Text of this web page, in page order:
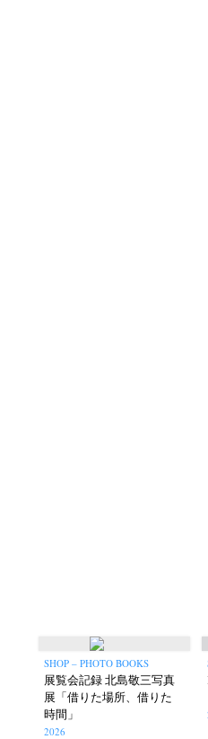
Rintaro
SHOP – PHOTO BOOKS
展覧会記録 北島敬三写真
展「借りた場所、借りた
時間」
2026